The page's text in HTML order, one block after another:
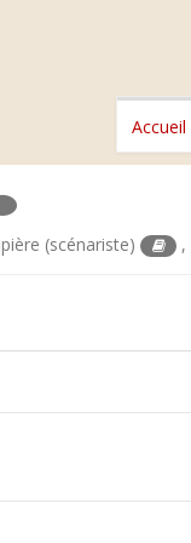
Accueil
(scénariste) ,